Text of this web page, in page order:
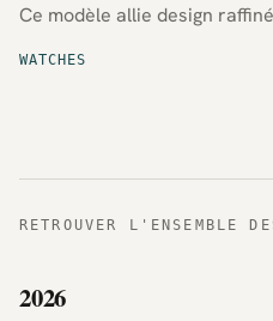
WATCHES
Ce modèle allie design
RETROUVER L'ENSEMBLE
2026